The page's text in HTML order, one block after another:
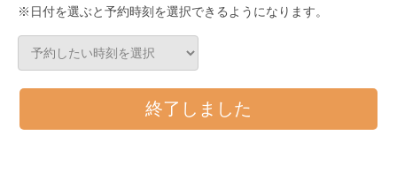
※日付を選ぶと予約時刻を選択できるようになります。
終了しました